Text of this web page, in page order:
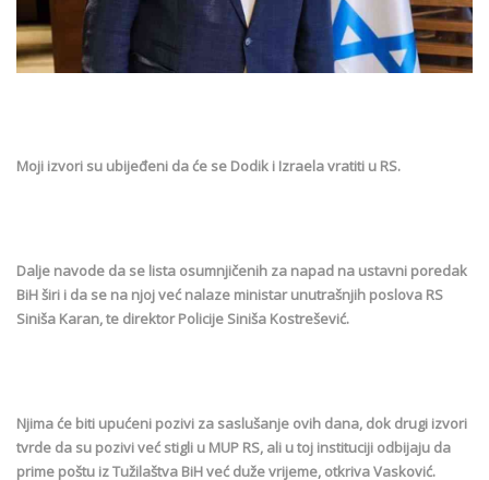
Moji izvori su ubijeđeni da će se Dodik i Izraela vratiti u RS.
Dalje navode da se lista osumnjičenih za napad na ustavni poredak
BiH širi i da se na njoj već nalaze ministar unutrašnjih poslova RS
Siniša Karan, te direktor Policije Siniša Kostrešević.
Njima će biti upućeni pozivi za saslušanje ovih dana, dok drugi izvori
tvrde da su pozivi već stigli u MUP RS, ali u toj instituciji odbijaju da
prime poštu iz Tužilaštva BiH već duže vrijeme, otkriva Vasković.